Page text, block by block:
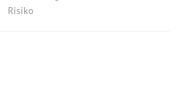
Risiko